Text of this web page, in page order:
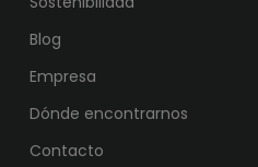
Blog
Empresa
Dónde encontrarnos
Contacto